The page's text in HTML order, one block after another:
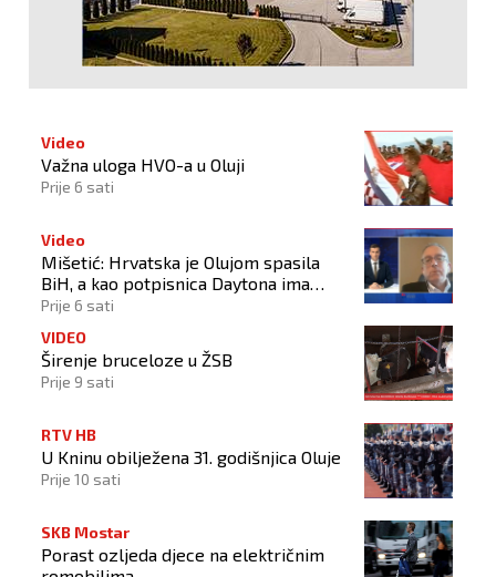
Video
Važna uloga HVO-a u Oluji
Prije 6 sati
Video
Mišetić: Hrvatska je Olujom spasila
BiH, a kao potpisnica Daytona ima
puno pravo štititi hrvatski narod
Prije 6 sati
VIDEO
Širenje bruceloze u ŽSB
Prije 9 sati
RTV HB
U Kninu obilježena 31. godišnjica Oluje
Prije 10 sati
SKB Mostar
Porast ozljeda djece na električnim